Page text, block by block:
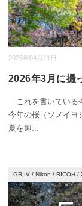
2026年04月11日
2026年3月に撮
これを書いている
今年の桜（ソメイヨ
夏を迎...
GR IV / Nikon / RICOH /